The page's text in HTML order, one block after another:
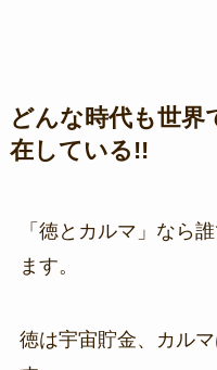
どんな時代も世界
在している!!
「徳とカルマ」なら
ます。
徳は宇宙貯金、カル